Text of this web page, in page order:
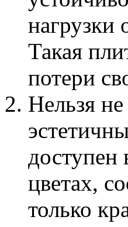
нагрузки
Такая
потери
Нельзя
доступен
цветах,
только